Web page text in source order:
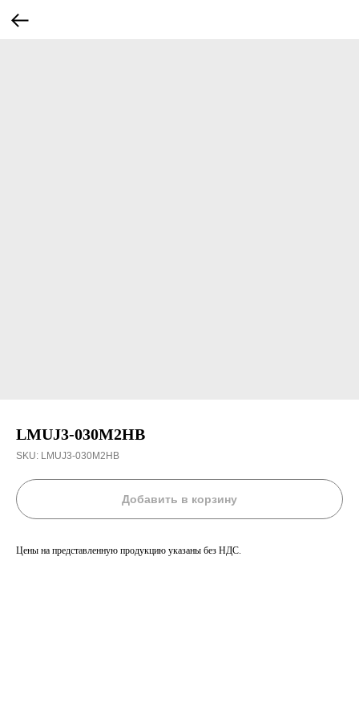
LMUJ3-030M2HB
SKU: LMUJ3-030M2HB
Добавить в корзину
Цены на представленную продукцию указаны без НДС.